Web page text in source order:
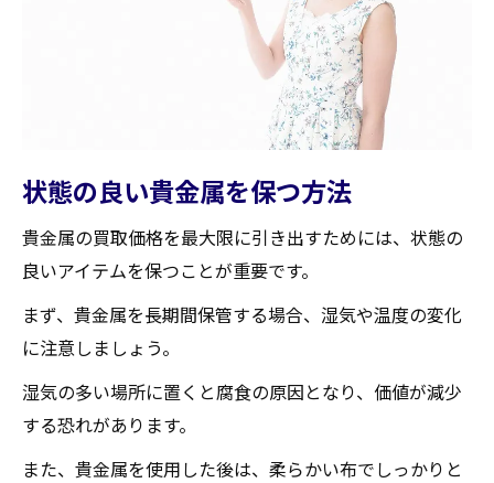
状態の良い貴金属を保つ方法
貴金属の買取価格を最大限に引き出すためには、状態の
良いアイテムを保つことが重要です。
まず、貴金属を長期間保管する場合、湿気や温度の変化
に注意しましょう。
湿気の多い場所に置くと腐食の原因となり、価値が減少
する恐れがあります。
また、貴金属を使用した後は、柔らかい布でしっかりと